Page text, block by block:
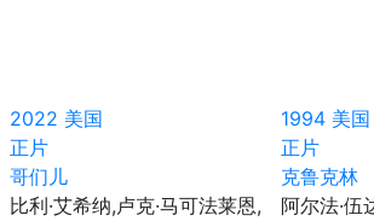
2022 美国
正片
哥们儿
比利·艾希纳,卢克·马可法莱恩,
1994 美国
正片
克鲁克林
阿尔法·伍